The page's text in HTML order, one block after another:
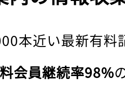
本近い最新有料
会員継続率98%